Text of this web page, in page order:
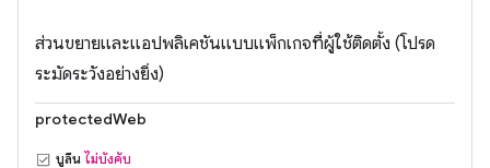
ส่วนขยายและแอปพลิเคชันแบบแพ็กเกจที่ผู้ใช้ติดตั้ง (โปรด
ระมัดระวังอย่างยิ่ง)
protectedWeb
บูลีน ไม่บังคับ